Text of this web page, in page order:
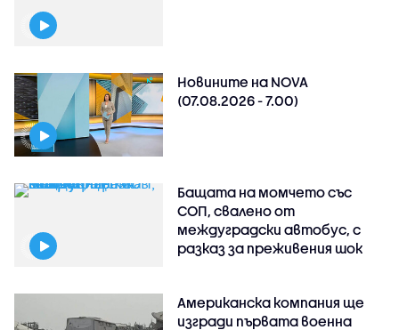
Новините на NOVA
(07.08.2026 - 7.00)
Бащата на момчето със
СОП, свалено от
междуградски автобус, с
разказ за преживения шок
Американска компания ще
изгради първата военна